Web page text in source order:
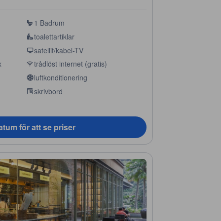
1 Badrum
toalettartiklar
satellit/kabel-TV
trådlöst internet (gratis)
luftkonditionering
skrivbord
för att se priser